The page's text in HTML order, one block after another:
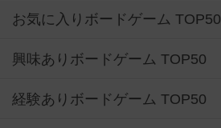
お気に入りボードゲーム TOP50
興味ありボードゲーム TOP50
経験ありボードゲーム TOP50